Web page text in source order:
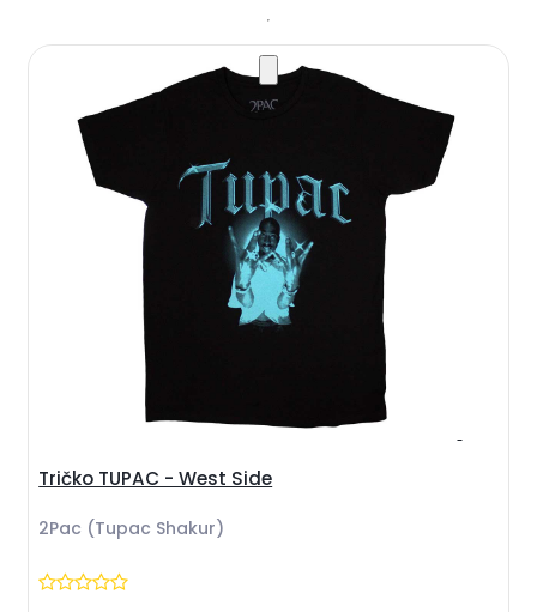
Tričko TUPAC - West Side
2Pac (Tupac Shakur)